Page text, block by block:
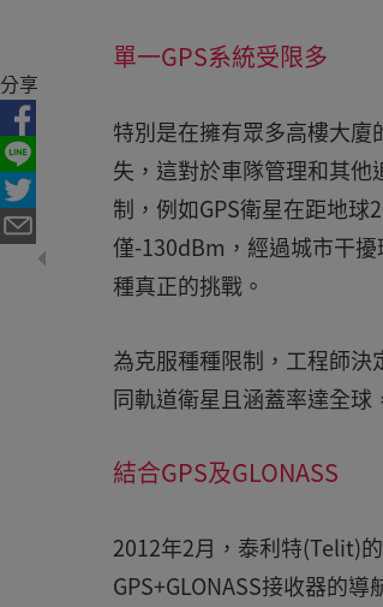
單一GPS系統受限多
特別是在擁有眾多高樓大
失，這對於車隊管理和其
制，例如GPS衛星在距地
僅-130dBm，經過城市干
種真正的挑戰。
為克服種種限制，工程師決
同軌道衛星且涵蓋率達全球
結合GPS及GLONASS
2012年2月，泰利特(Telit)
GPS+GLONASS接收器的
分享